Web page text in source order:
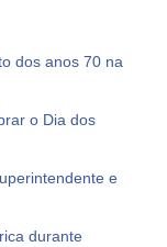
dos anos 70 na
o Dia dos
e
durante